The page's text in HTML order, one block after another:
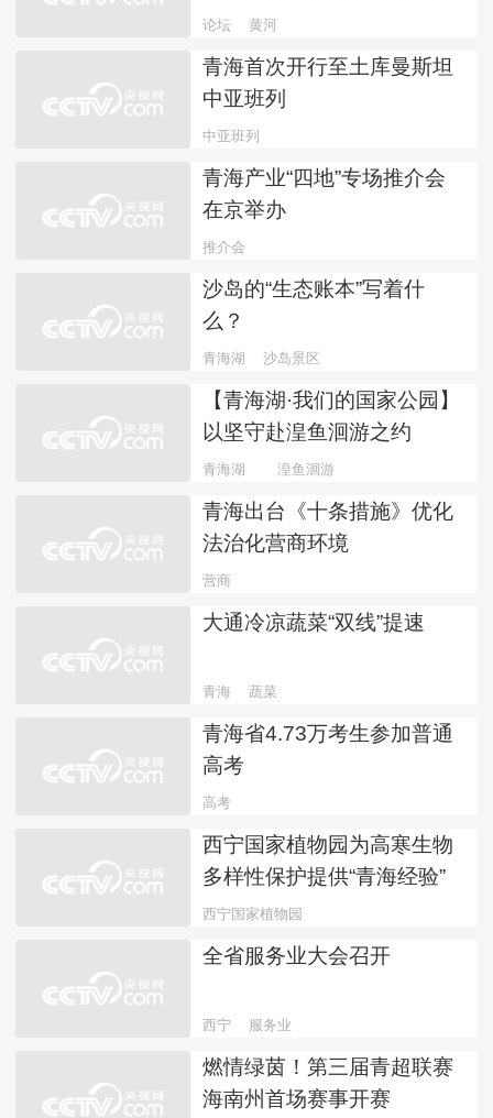
论坛 黄河
青海首次开行至土库曼斯坦
中亚班列
中亚班列
青海产业“四地”专场推介会
在京举办
推介会
沙岛的“生态账本”写着什
么？
青海湖 沙岛景区
【青海湖·我们的国家公园】
以坚守赴湟鱼洄游之约
青海湖 湟鱼洄游
青海出台《十条措施》优化
法治化营商环境
营商
大通冷凉蔬菜“双线”提速
青海 蔬菜
青海省4.73万考生参加普通
高考
高考
西宁国家植物园为高寒生物
多样性保护提供“青海经验”
西宁国家植物园
全省服务业大会召开
西宁 服务业
燃情绿茵！第三届青超联赛
海南州首场赛事开赛